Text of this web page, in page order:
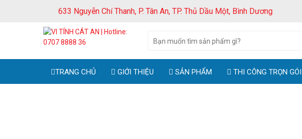
633 Nguyễn Chí Thanh, P. Tân An, TP. Thủ Dầu Một, Bình Dương
TRANG CHỦ GIỚI THIỆU SẢN PHẨM THI CÔNG TRỌN GÓI